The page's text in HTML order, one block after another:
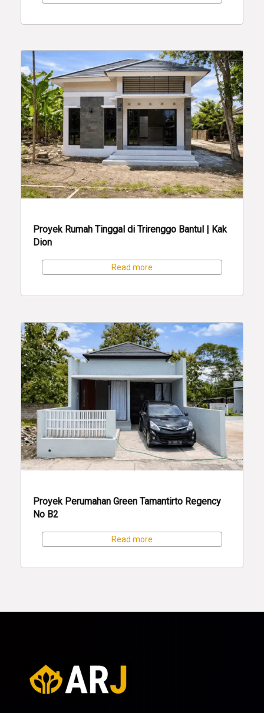
Proyek Rumah Tinggal di Trirenggo Bantul | Kak
Dion
Read more
Proyek Perumahan Green Tamantirto Regency
No B2
Read more